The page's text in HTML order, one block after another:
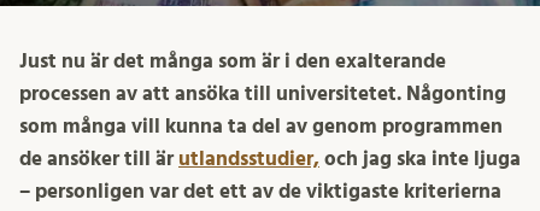
Just nu är det många som är i den exalterande
processen av att ansöka till universitetet. Någonting
som många vill kunna ta del av genom programmen
de ansöker till är utlandsstudier, och jag ska inte ljuga
– personligen var det ett av de viktigaste kriterierna